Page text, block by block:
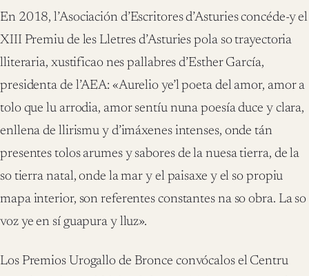
En 2018, l’Asociación d’Escritores d’Asturies concéde-y el
XIII Premiu de les Lletres d’Asturies pola so trayectoria
lliteraria, xustificao nes pallabres d’Esther García,
presidenta de l’AEA: «Aurelio ye’l poeta del amor, amor a
tolo que lu arrodia, amor sentíu nuna poesía duce y clara,
enllena de llirismu y d’imáxenes intenses, onde tán
presentes tolos arumes y sabores de la nuesa tierra, de la
so tierra natal, onde la mar y el paisaxe y el so propiu
mapa interior, son referentes constantes na so obra. La so
voz ye en sí guapura y lluz».
Los Premios Urogallo de Bronce convócalos el Centru